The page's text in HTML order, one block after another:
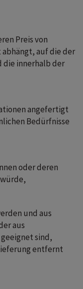
Preis von
auf die der
die innerhalb der
angefertigt
Bedürfnisse
oder deren
und aus
aus
sind,
entfernt